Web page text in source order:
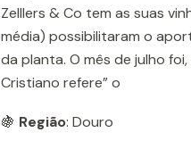
Zelllers & Co tem as suas
média) possibilitaram o
da planta. O mês de julho
Cristiano refere” o
🍇 Região: Douro